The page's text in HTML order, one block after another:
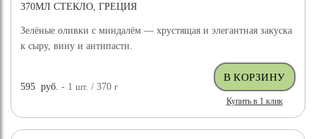
370МЛ СТЕКЛО, ГРЕЦИЯ
Зелёные оливки с миндалём — хрустящая и элегантная закуска
к сыру, вину и антипасти.
595 руб. - 1шт. / 370г
Купить в 1 клик